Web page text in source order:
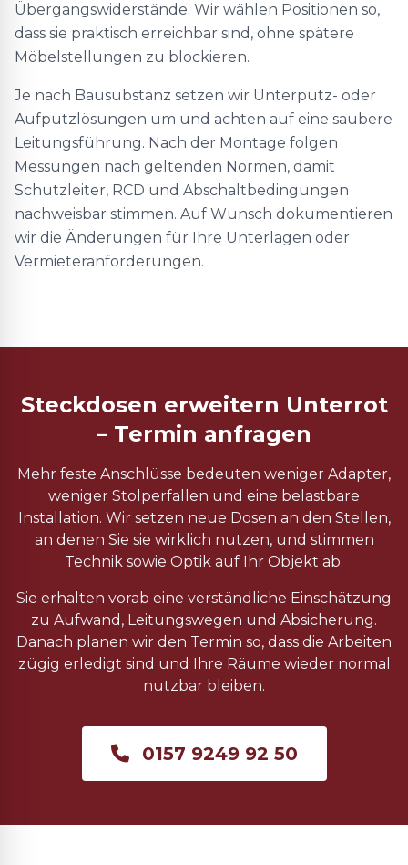
Übergangswiderstände. Wir wählen Positionen so,
dass sie praktisch erreichbar sind, ohne spätere
Möbelstellungen zu blockieren.
Je nach Bausubstanz setzen wir Unterputz- oder
Aufputzlösungen um und achten auf eine saubere
Leitungsführung. Nach der Montage folgen
Messungen nach geltenden Normen, damit
Schutzleiter, RCD und Abschaltbedingungen
nachweisbar stimmen. Auf Wunsch dokumentieren
wir die Änderungen für Ihre Unterlagen oder
Vermieteranforderungen.
Steckdosen erweitern Unterrot
– Termin anfragen
Mehr feste Anschlüsse bedeuten weniger Adapter,
weniger Stolperfallen und eine belastbare
Installation. Wir setzen neue Dosen an den Stellen,
an denen Sie sie wirklich nutzen, und stimmen
Technik sowie Optik auf Ihr Objekt ab.
Sie erhalten vorab eine verständliche Einschätzung
zu Aufwand, Leitungswegen und Absicherung.
Danach planen wir den Termin so, dass die Arbeiten
zügig erledigt sind und Ihre Räume wieder normal
nutzbar bleiben.
0157 9249 92 50